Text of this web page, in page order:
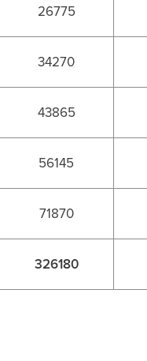
26775
34270
43865
56145
71870
326180